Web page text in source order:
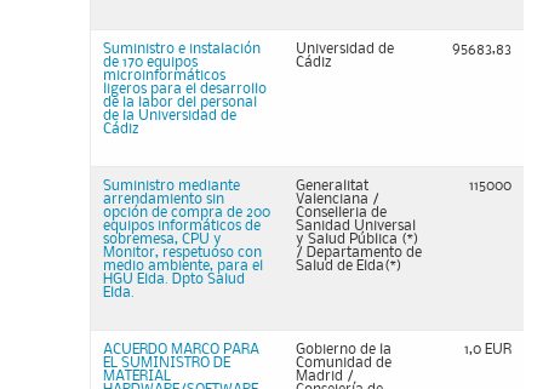
Suministro e instalación
de 170 equipos
microinformáticos
ligeros para el desarrollo
de la labor del personal
de la Universidad de
Cádiz
Universidad de
Cádiz
95683,83
Suministro mediante
arrendamiento sin
opción de compra de 200
equipos informáticos de
sobremesa, CPU y
Monitor, respetuoso con
medio ambiente, para el
HGU Elda. Dpto Salud
Elda.
Generalitat
Valenciana /
Conselleria de
Sanidad Universal
y Salud Pública (*)
/ Departamento de
Salud de Elda(*)
115000
ACUERDO MARCO PARA
EL SUMINISTRO DE
MATERIAL
Gobierno de la
Comunidad de
Madrid /
1,0 EUR